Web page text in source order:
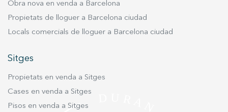
oportunitat que no pots deixar escapar. Vine a
veure'l i enamora’t del seu entorn!
Obra nova en venda a Barcelona
Propietats de lloguer a Barcelona ciudad
Locals comercials de lloguer a Barcelona ciudad
Sitges
Propietats en venda a Sitges
Cases en venda a Sitges
Pisos en venda a Sitges